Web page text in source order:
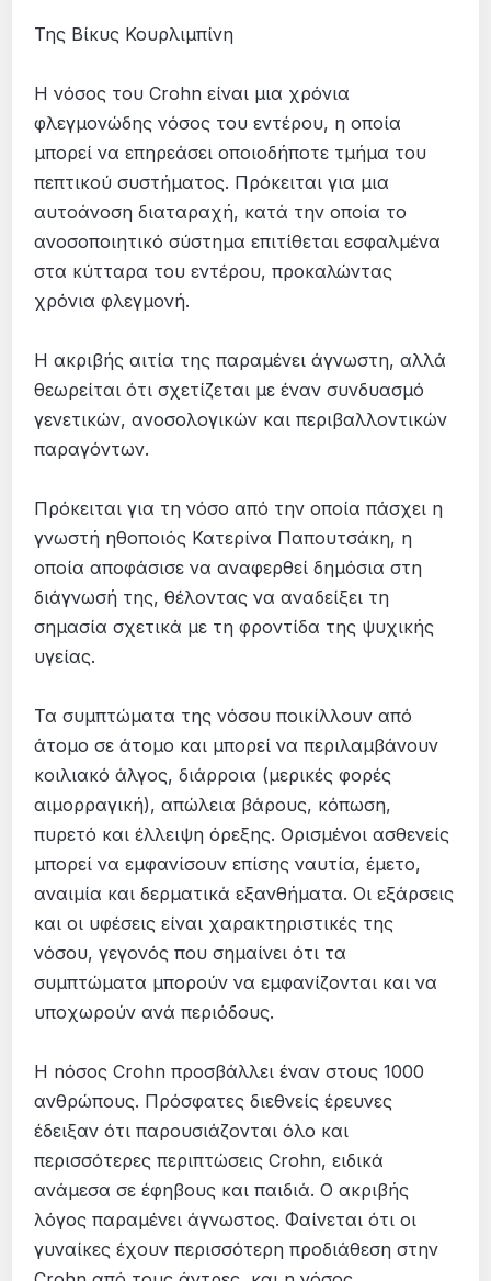
Της Βίκυς Κουρλιμπίνη
Η νόσος του Crohn είναι μια χρόνια
φλεγμονώδης νόσος του εντέρου, η οποία
μπορεί να επηρεάσει οποιοδήποτε τμήμα του
πεπτικού συστήματος. Πρόκειται για μια
αυτοάνοση διαταραχή, κατά την οποία το
ανοσοποιητικό σύστημα επιτίθεται εσφαλμένα
στα κύτταρα του εντέρου, προκαλώντας
χρόνια φλεγμονή.
Η ακριβής αιτία της παραμένει άγνωστη, αλλά
θεωρείται ότι σχετίζεται με έναν συνδυασμό
γενετικών, ανοσολογικών και περιβαλλοντικών
παραγόντων.
Πρόκειται για τη νόσο από την οποία πάσχει η
γνωστή ηθοποιός Κατερίνα Παπουτσάκη, η
οποία αποφάσισε να αναφερθεί δημόσια στη
διάγνωσή της, θέλοντας να αναδείξει τη
σημασία σχετικά με τη φροντίδα της ψυχικής
υγείας.
Τα συμπτώματα της νόσου ποικίλλουν από
άτομο σε άτομο και μπορεί να περιλαμβάνουν
κοιλιακό άλγος, διάρροια (μερικές φορές
αιμορραγική), απώλεια βάρους, κόπωση,
πυρετό και έλλειψη όρεξης. Ορισμένοι ασθενείς
μπορεί να εμφανίσουν επίσης ναυτία, έμετο,
αναιμία και δερματικά εξανθήματα. Οι εξάρσεις
και οι υφέσεις είναι χαρακτηριστικές της
νόσου, γεγονός που σημαίνει ότι τα
συμπτώματα μπορούν να εμφανίζονται και να
υποχωρούν ανά περιόδους.
Η nόσος Crohn προσβάλλει έναν στους 1000
ανθρώπους. Πρόσφατες διεθνείς έρευνες
έδειξαν ότι παρουσιάζονται όλο και
περισσότερες περιπτώσεις Crohn, ειδικά
ανάµεσα σε έφηβους και παιδιά. Ο ακριβής
λόγος παραµένει άγνωστος. Φαίνεται ότι οι
γυναίκες έχουν περισσότερη προδιάθεση στην